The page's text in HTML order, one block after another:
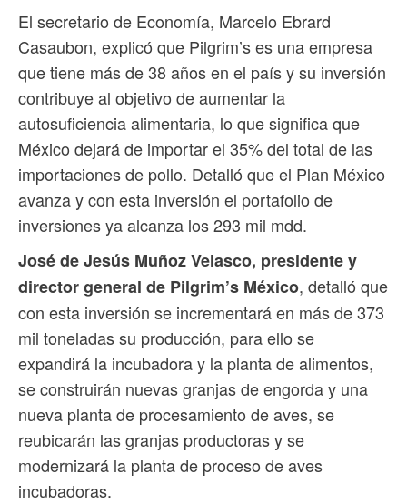
El secretario de Economía, Marcelo Ebrard
Casaubon, explicó que Pilgrim’s es una empresa
que tiene más de 38 años en el país y su inversión
contribuye al objetivo de aumentar la
autosuficiencia alimentaria, lo que significa que
México dejará de importar el 35% del total de las
importaciones de pollo. Detalló que el Plan México
avanza y con esta inversión el portafolio de
inversiones ya alcanza los 293 mil mdd.
José de Jesús Muñoz Velasco, presidente y
director general de Pilgrim’s México, detalló que
con esta inversión se incrementará en más de 373
mil toneladas su producción, para ello se
expandirá la incubadora y la planta de alimentos,
se construirán nuevas granjas de engorda y una
nueva planta de procesamiento de aves, se
reubicarán las granjas productoras y se
modernizará la planta de proceso de aves
incubadoras.